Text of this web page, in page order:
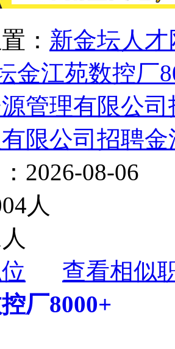
： 新金坛人才
金江苑数控厂
管理有限公
限公司招聘
2026-08-06
人
查看相似
厂8000+